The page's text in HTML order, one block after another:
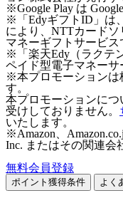
※Google Play は
※「EdyギフトID」は
により、NTTカード
マネーギフトサービス
※「楽天Edy（ラクテ
ペイド型電子マネーサ
※本プロモーションは
す。
本プロモーションにつ
受けしておりません。
いたします。
※Amazon、
Inc. またはその関連会
無料会員登録
ポイント獲得条件 よく